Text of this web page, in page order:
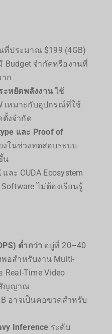
ที่ประมาณ $199 (4GB)
จำกัดหรืองานที่
ก
ะหยัดพลังงาน ใช้
เหมาะกับอุปกรณ์ที่ใช้
งจำกัด
และ Proof of
งในช่วงทดสอบระบบ
น
และ CUDA Ecosystem
ไม่ต้องเรียนรู้
ต่ำกว่า อยู่ที่ 20–40
พอสำหรับงาน Multi-
Real-Time Video
สัญญาณ
อาจเป็นคอขวดสำหรับ
Inference ระดับ